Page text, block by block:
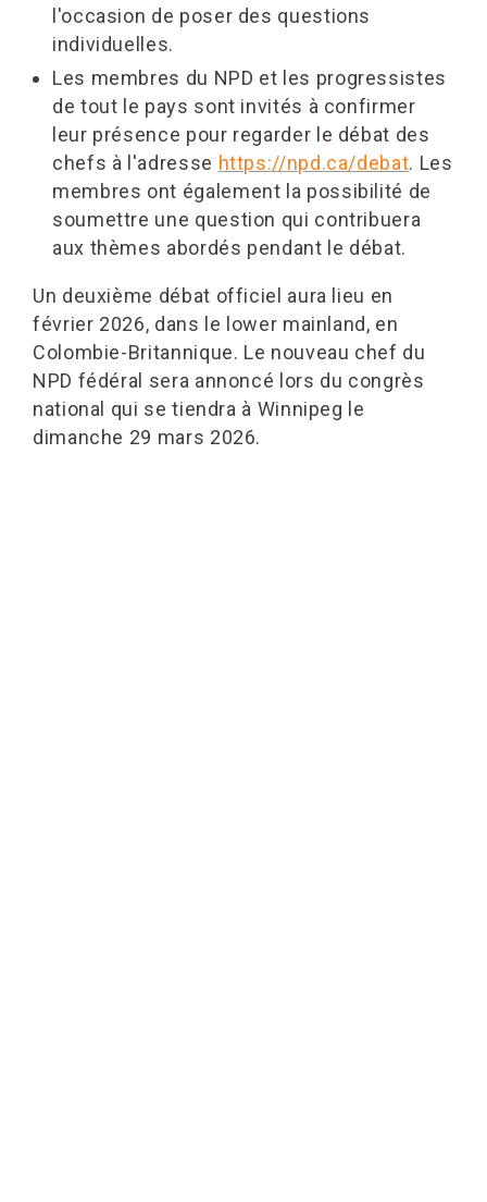
l'occasion de poser des questions
individuelles.
Les membres du NPD et les progressistes
de tout le pays sont invités à confirmer
leur présence pour regarder le débat des
chefs à l'adresse https://npd.ca/debat. Les
membres ont également la possibilité de
soumettre une question qui contribuera
aux thèmes abordés pendant le débat.
Un deuxième débat officiel aura lieu en
février 2026, dans le lower mainland, en
Colombie-Britannique. Le nouveau chef du
NPD fédéral sera annoncé lors du congrès
national qui se tiendra à Winnipeg le
dimanche 29 mars 2026.